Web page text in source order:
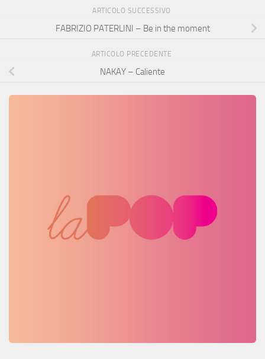
ARTICOLO SUCCESSIVO
FABRIZIO PATERLINI – Be in the moment
ARTICOLO PRECEDENTE
NAKAY – Caliente